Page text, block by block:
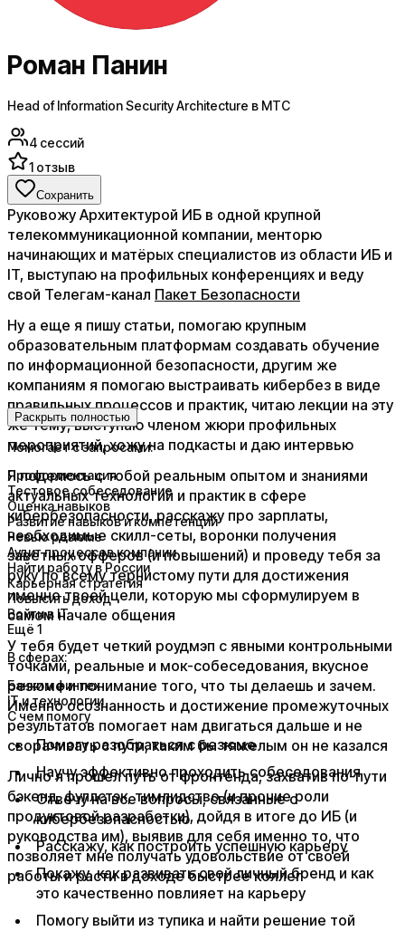
Роман Панин
Head of Information Security Architecture в МТС
4 сессий
1 отзыв
Сохранить
Руковожу Архитектурой ИБ в одной крупной
телекоммуникационной компании, менторю
начинающих и матёрых специалистов из области ИБ и
IT, выступаю на профильных конференциях и веду
свой Телегам-канал Пакет Безопасности
​Ну а еще я пишу статьи, помогаю крупным
образовательным платформам создавать обучение
по информационной безопасности, другим же
компаниям я помогаю выстраивать кибербез в виде
правильных процессов и практик, читаю лекции на эту
же тему, выступаю членом жюри профильных
мероприятий, хожу на подкасты и даю интервью
Я поделюсь с тобой реальным опытом и знаниями
актуальных технологий и практик в сфере
кибербезопасности, расскажу про зарплаты,
необходимые скилл-сеты, воронки получения
заветных офферов (и повышений) и проведу тебя за
руку по всему тернистому пути для достижения
именно твоей цели, которую мы сформулируем в
самом начале общения
У тебя будет четкий роудмэп с явными контрольными
точками, реальные и мок-собеседования, вкусное
резюме и понимание того, что ты делаешь и зачем.
Именно осознанность и достижение промежуточных
результатов помогает нам двигаться дальше и не
сворачивать с пути, каким бы тяжелым он не казался
Лично я прошел путь от фронтенда, захватив по-пути
бэкенд, фуллстэк, тимлидство (и прочие роли
продуктовой разработки), дойдя в итоге до ИБ (и
руководства им), выявив для себя именно то, что
позволяет мне получать удовольствие от своей
работы и расти в доходе быстрее коллег
Раскрыть полностью
Помогает с запросами:
Профориентация
Тестовое собеседование
Оценка навыков
Развитие навыков и компетенций
Ревью резюме
Аудит процессов компании
Найти работу в России
Карьерная стратегия
Повысить доход
Войти в IT
Ещё 1
В сферах:
Банки и финтех
IT и технологии
С чем помогу
Помогу разобраться с резюме
Научу эффективно проходить собеседования
Отвечу на все вопросы, связанные с
кибербезопасностью
Расскажу, как построить успешную карьеру
Покажу, как развивать свой личный бренд и как
это качественно повлияет на карьеру
Помогу выйти из тупика и найти решение той